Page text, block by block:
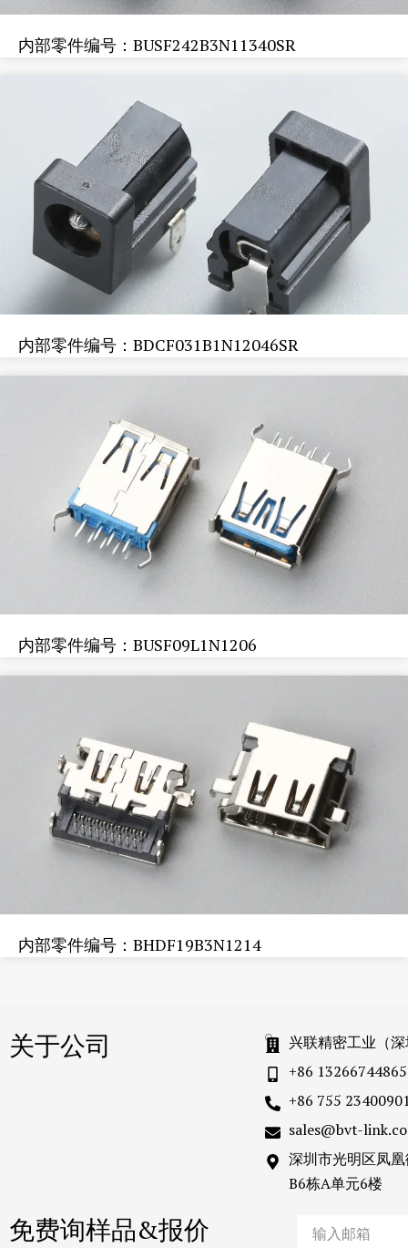
内部零件编号：BUSF242B3N11340SR
内部零件编号：BDCF031B1N12046SR
内部零件编号：BUSF09L1N1206
内部零件编号：BHDF19B3N1214
关于公司
兴联精密工业（
+86 13266744865
+86 755
sales@bvt-
深圳市光明区凤
B6栋A单元6楼
免费询样品&报价